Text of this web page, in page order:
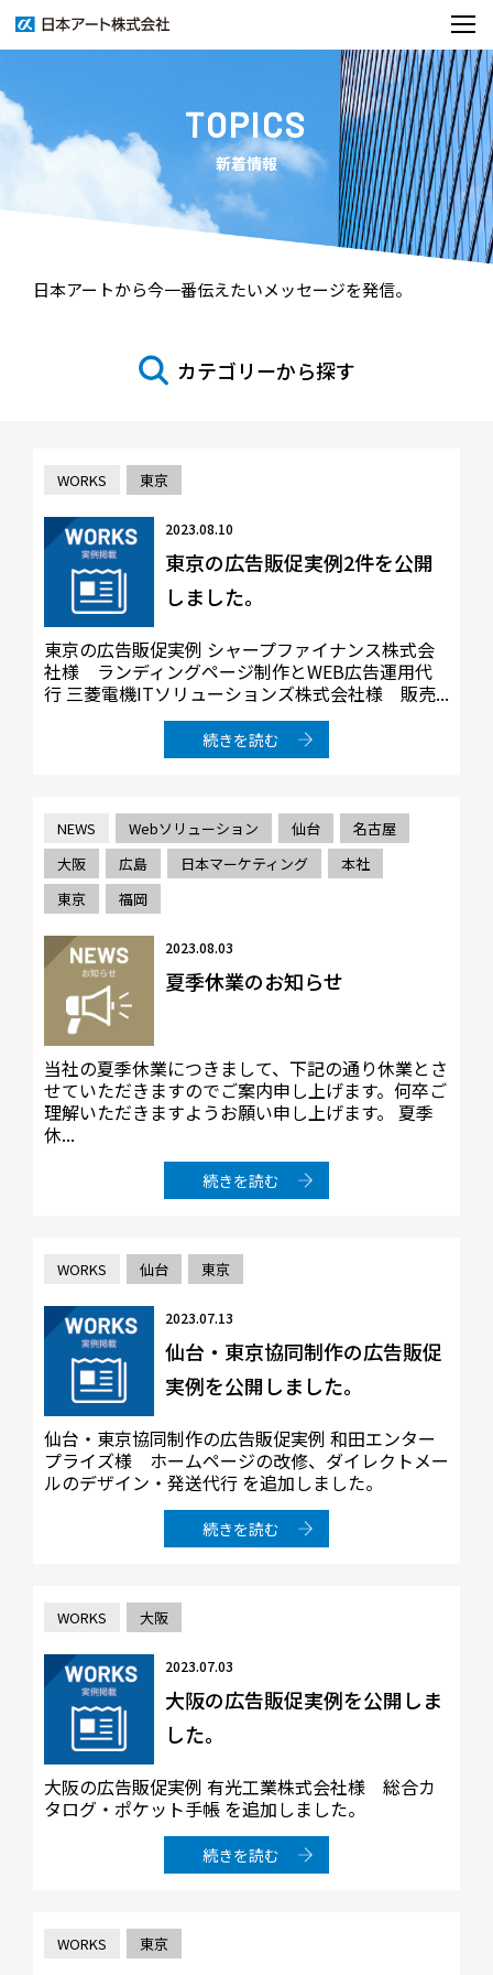
TOPICS
新着情報
日本アートから今一番伝えたいメッセージを発信。
カテゴリーから探す
WORKS 東京
2023.08.10
東京の広告販促実例2件を公開
しました。
東京の広告販促実例 シャープファイナンス株式会
社様 ランディングページ制作とWEB広告運用代
行 三菱電機ITソリューションズ株式会社様 販売...
続きを読む
NEWS Webソリューション 仙台
名古屋
大阪
広島 日本マーケティング
本社
東京
福岡
2023.08.03
夏季休業のお知らせ
当社の夏季休業につきまして、下記の通り休業とさ
せていただきますのでご案内申し上げます。何卒ご
理解いただきますようお願い申し上げます。 夏季
休...
続きを読む
WORKS 仙台 東京
2023.07.13
仙台・東京協同制作の広告販促
実例を公開しました。
仙台・東京協同制作の広告販促実例 和田エンター
プライズ様 ホームページの改修、ダイレクトメー
ルのデザイン・発送代行 を追加しました。
続きを読む
WORKS 大阪
2023.07.03
大阪の広告販促実例を公開しま
した。
大阪の広告販促実例 有光工業株式会社様 総合カ
タログ・ポケット手帳 を追加しました。
続きを読む
WORKS 東京